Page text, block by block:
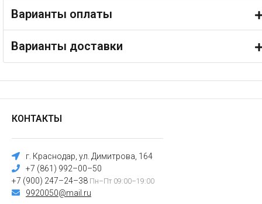
Варианты оплаты
Варианты доставки
КОНТАКТЫ
г. Краснодар, ул. Димитрова, 164
+7 (861) 992–00–50
+7 (900) 247–24–38 Пн–Пт 09:00–19:00
9920050@mail.ru